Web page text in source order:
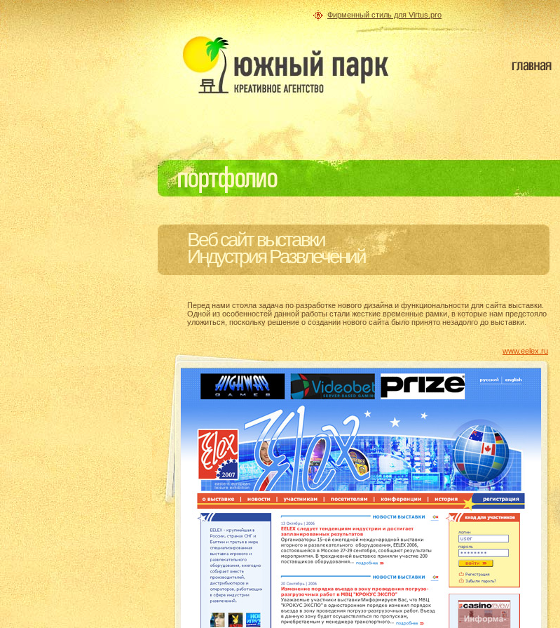
Фирменный стиль для Virtus.pro
Веб сайт выставки
Индустрия Развлечений
Перед нами стояла задача по разработке нового дизайна и функциональности для сайта выставки.
Одной из особенностей данной работы стали жесткие временные рамки, в которые нам предстояло
уложиться, поскольку решение о создании нового сайта было принято незадолго до выставки.
www.eelex.ru